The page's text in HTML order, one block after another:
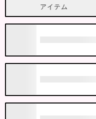
アイテム